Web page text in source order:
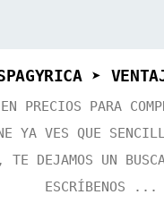
➤
PRECIOS PARA
YA VES QUE
TE DEJAMOS UN
ESCRÍBENOS ...